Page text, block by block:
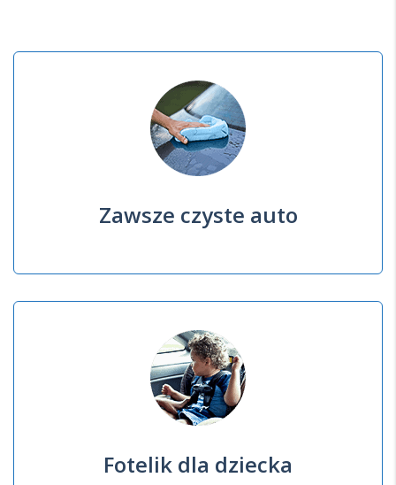
Zawsze czyste auto
Fotelik dla dziecka